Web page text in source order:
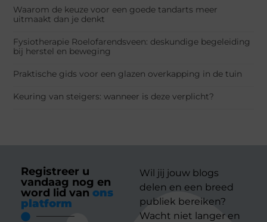
Waarom de keuze voor een goede tandarts meer
uitmaakt dan je denkt
Fysiotherapie Roelofarendsveen: deskundige begeleiding
bij herstel en beweging
Praktische gids voor een glazen overkapping in de tuin
Keuring van steigers: wanneer is deze verplicht?
Registreer u
vandaag nog en
word lid van ons
platform
Wil jij jouw blogs
delen en een breed
publiek bereiken?
Wacht niet langer en